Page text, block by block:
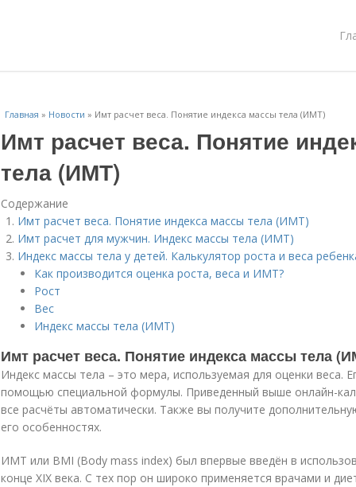
Главная » Новости » Имт расчет веса. Понятие индекса массы тела (ИМТ)
Имт расчет веса. Понятие
тела (ИМТ)
Содержание
Имт расчет веса. Понятие индекса массы тела (ИМТ)
Имт расчет для мужчин. Индекс массы тела (ИМТ)
Индекс массы тела у детей. Калькулятор роста и веса
Как производится оценка роста, веса и ИМТ?
Рост
Вес
Индекс массы тела (ИМТ)
Имт расчет веса. Понятие индекса массы тела
Индекс массы тела – это мера, используемая для оценки веса.
помощью специальной формулы. Приведенный выше онлайн-
все расчёты автоматически. Также вы получите
его особенностях.
ИМТ или BMI (Body mass index) был впервые введён в
конце XIX века. С тех пор он широко применяется врачами и